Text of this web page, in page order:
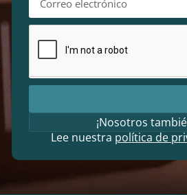
¡Nosotros
Lee nuestrapolítica de